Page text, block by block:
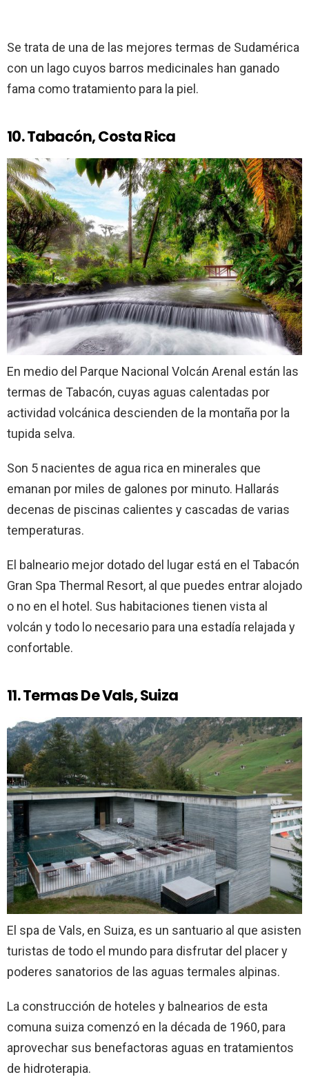
Se trata de una de las mejores termas de Sudamérica
con un lago cuyos barros medicinales han ganado
fama como tratamiento para la piel.
10. Tabacón, Costa Rica
En medio del Parque Nacional Volcán Arenal están las
termas de Tabacón, cuyas aguas calentadas por
actividad volcánica descienden de la montaña por la
tupida selva.
Son 5 nacientes de agua rica en minerales que
emanan por miles de galones por minuto. Hallarás
decenas de piscinas calientes y cascadas de varias
temperaturas.
El balneario mejor dotado del lugar está en el Tabacón
Gran Spa Thermal Resort, al que puedes entrar alojado
o no en el hotel. Sus habitaciones tienen vista al
volcán y todo lo necesario para una estadía relajada y
confortable.
11. Termas De Vals, Suiza
El spa de Vals, en Suiza, es un santuario al que asisten
turistas de todo el mundo para disfrutar del placer y
poderes sanatorios de las aguas termales alpinas.
La construcción de hoteles y balnearios de esta
comuna suiza comenzó en la década de 1960, para
aprovechar sus benefactoras aguas en tratamientos
de hidroterapia.